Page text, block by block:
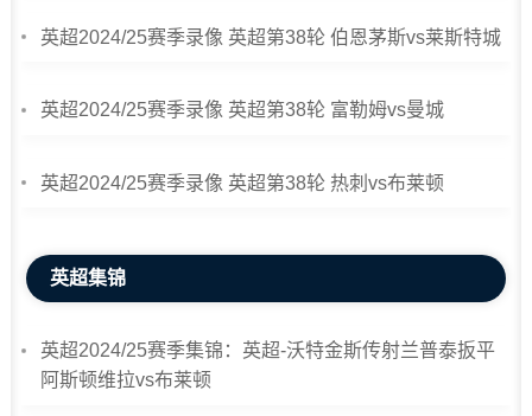
英超2024/25赛季录像 英超第38轮 伯恩茅斯vs莱斯特城
英超2024/25赛季录像 英超第38轮 富勒姆vs曼城
英超2024/25赛季录像 英超第38轮 热刺vs布莱顿
英超集锦
英超2024/25赛季集锦：英超-沃特金斯传射兰普泰扳平
阿斯顿维拉vs布莱顿